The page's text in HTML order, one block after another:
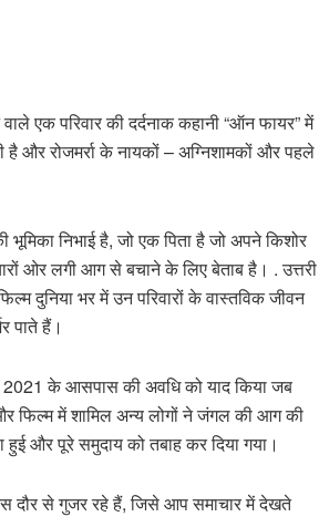
एक परिवार की दर्दनाक कहानी “ऑन फायर” में
है और रोजमर्रा के नायकों – अग्निशामकों और पहले
निभाई है, जो एक पिता है जो अपने किशोर
ओर लगी आग से बचाने के लिए बेताब है। . उत्तरी
दुनिया भर में उन परिवारों के वास्तविक जीवन
पाते हैं।
2021 के आसपास की अवधि को याद किया जब
फिल्म में शामिल अन्य लोगों ने जंगल की आग की
और पूरे समुदाय को तबाह कर दिया गया।
दौर से गुजर रहे हैं, जिसे आप समाचार में देखते